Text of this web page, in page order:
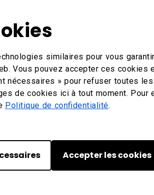
similaires pour vous garantir
Vous pouvez accepter ces cookies
nécessaires » pour refuser toutes les
de cookies ici à tout moment. Pour
Politique de confidentialité.
Accepter les cookies
logiciels de productivité performants tels
en équipe. LeJamboard de Google
L’écran est à la fois un tableau
peuvent afficher des documents,
aux parties prenantes qui ne sont
Google a choisi BenQ en tant que